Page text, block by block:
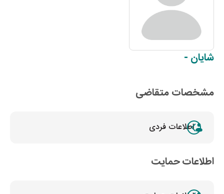
شایان -
مشخصات متقاضی
اطلاعات فردی
اطلاعات حمایت